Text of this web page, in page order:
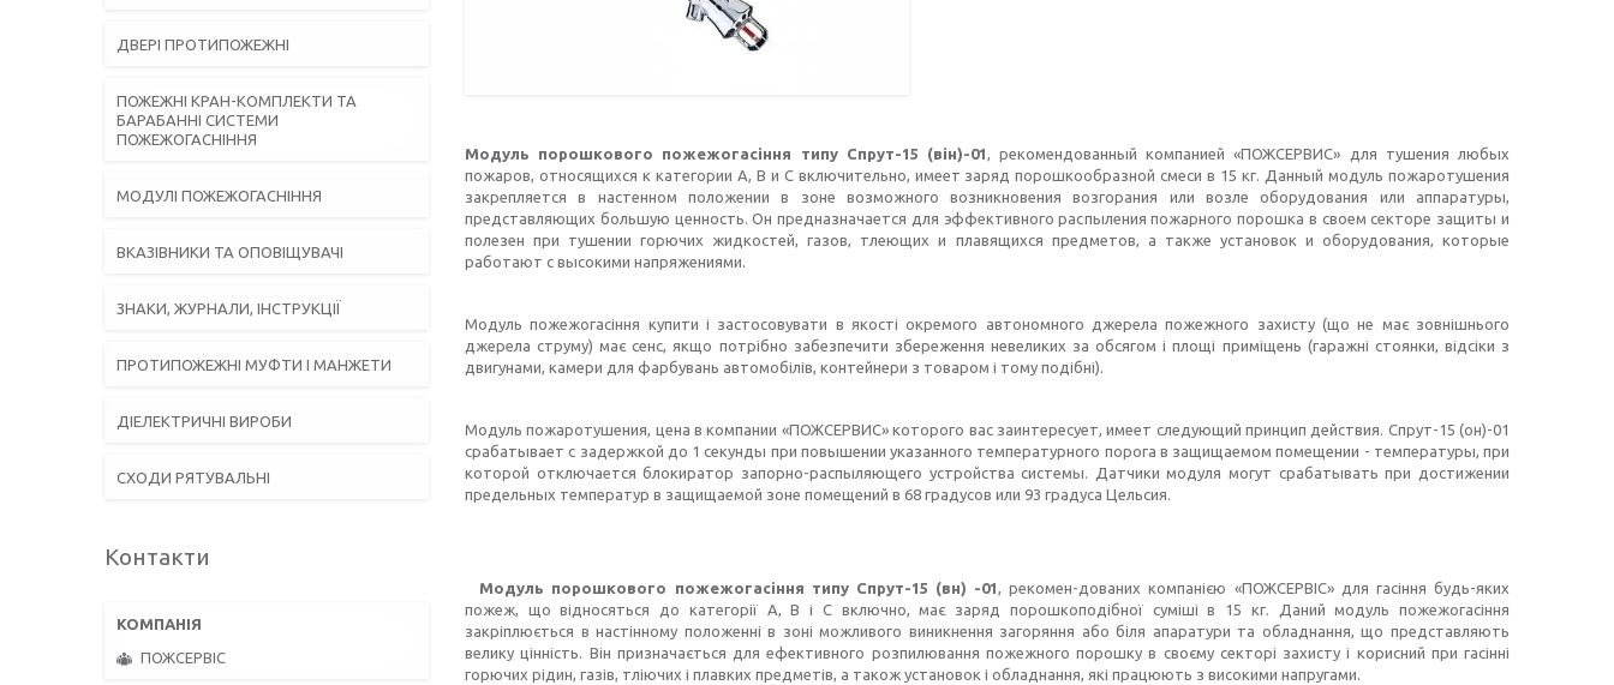
Модуль порошкового пожежогасіння типу Спрут-15 (він)-01, рекомендованный компанией «ПОЖСЕРВИС» для тушения любых
пожаров, относящихся к категории А, В и С включительно, имеет заряд порошкообразной смеси в 15 кг. Данный модуль пожаротушения
закрепляется в настенном положении в зоне возможного возникновения возгорания или возле оборудования или аппаратуры,
представляющих большую ценность. Он предназначается для эффективного распыления пожарного порошка в своем секторе защиты и
полезен при тушении горючих жидкостей, газов, тлеющих и плавящихся предметов, а также установок и оборудования, которые
работают с высокими напряжениями.
Модуль пожежогасіння купити і застосовувати в якості окремого автономного джерела пожежного захисту (що не має зовнішнього
джерела струму) має сенс, якщо потрібно забезпечити збереження невеликих за обсягом і площі приміщень (гаражні стоянки, відсіки з
двигунами, камери для фарбувань автомобілів, контейнери з товаром і тому подібні).
Модуль пожаротушения, цена в компании «ПОЖСЕРВИС» которого вас заинтересует, имеет следующий принцип действия. Спрут-15 (он)-01
срабатывает с задержкой до 1 секунды при повышении указанного температурного порога в защищаемом помещении - температуры, при
которой отключается блокиратор запорно-распыляющего устройства системы. Датчики модуля могут срабатывать при достижении
предельных температур в защищаемой зоне помещений в 68 градусов или 93 градуса Цельсия.
Модуль порошкового пожежогасіння типу Спрут-15 (вн) -01, рекомен-дованих компанією «ПОЖСЕРВІС» для гасіння будь-яких
пожеж, що відносяться до категорії А, В і С включно, має заряд порошкоподібної суміші в 15 кг. Даний модуль пожежогасіння
закріплюється в настінному положенні в зоні можливого виникнення загоряння або біля апаратури та обладнання, що представляють
велику цінність. Він призначається для ефективного розпилювання пожежного порошку в своєму секторі захисту і корисний при гасінні
горючих рідин, газів, тліючих і плавких предметів, а також установок і обладнання, які працюють з високими напругами.
ДВЕРІ ПРОТИПОЖЕЖНІ
ПОЖЕЖНІ КРАН-КОМПЛЕКТИ ТА
БАРАБАННІ СИСТЕМИ
ПОЖЕЖОГАСНІННЯ
МОДУЛІ ПОЖЕЖОГАСНІННЯ
ВКАЗІВНИКИ ТА ОПОВІЩУВАЧІ
ЗНАКИ, ЖУРНАЛИ, ІНСТРУКЦІЇ
ПРОТИПОЖЕЖНІ МУФТИ І МАНЖЕТИ
ДІЕЛЕКТРИЧНІ ВИРОБИ
СХОДИ РЯТУВАЛЬНІ
Контакти
ПОЖСЕРВІС